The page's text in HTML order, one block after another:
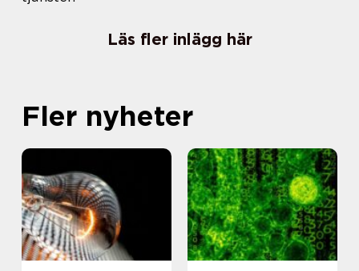
Läs fler inlägg här
Fler nyheter